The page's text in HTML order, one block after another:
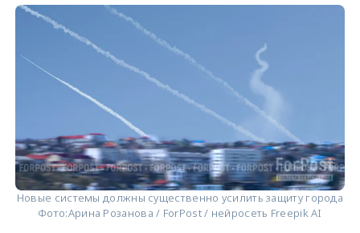
Новые системы должны существенно усилить защиту города
Фото:Арина Розанова / ForPost / нейросеть Freepik AI